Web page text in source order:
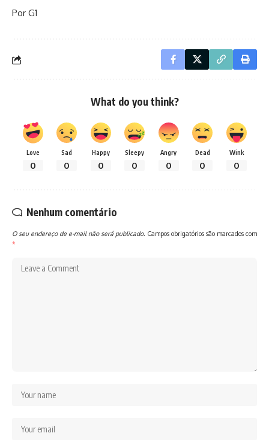
Por G1
What do you think?
Love
0
Sad
0
Happy
0
Sleepy
0
Angry
0
Dead
0
Wink
0
Nenhum comentário
O seu endereço de e-mail não será publicado. Campos obrigatórios são marcados com
*